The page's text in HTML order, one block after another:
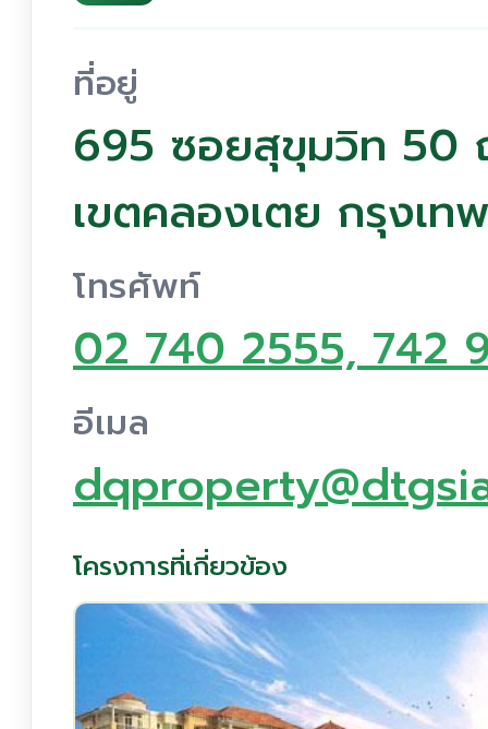
ที่อยู่
695 ซอยสุขุมวิท 50
เขตคลองเตย กรุงเท
โทรศัพท์
02 740 2555, 742
อีเมล
โครงการที่เกี่ยวข้อง